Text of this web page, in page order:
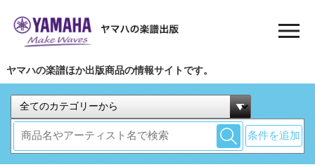
ヤマハの楽譜ほか出版商品の情報サイトです。
条件を追加